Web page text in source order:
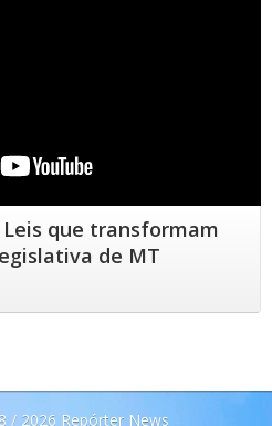
que transformam
de MT
/ 2026 Repórter News